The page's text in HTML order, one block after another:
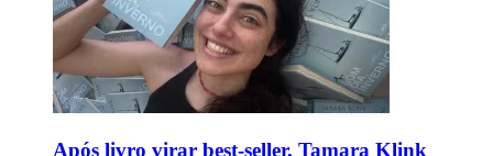
Após livro virar best-seller, Tamara Klink